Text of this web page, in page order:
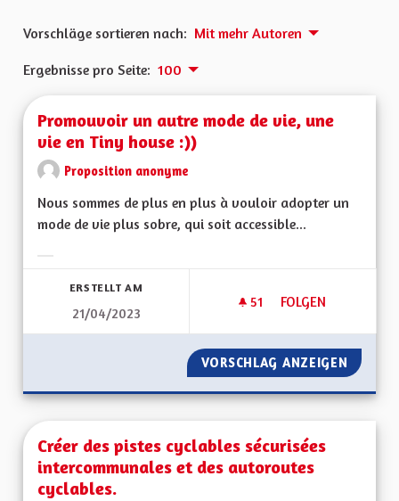
Vorschläge sortieren nach: Mit mehr Autoren
Ergebnisse pro Seite: 100
Promouvoir un autre mode de vie, une
vie en Tiny house :))
Proposition anonyme
Nous sommes de plus en plus à vouloir adopter un
mode de vie plus sobre, qui soit accessible...
ERSTELLT AM
21/04/2023
51 51 FOLLOWER
FOLGEN
PROMOUVOIR UN
VORSCHLAG ANZEIGEN
Créer des pistes cyclables sécurisées
intercommunales et des autoroutes
cyclables.